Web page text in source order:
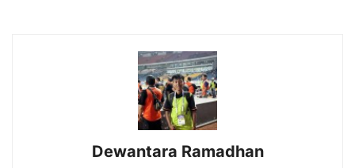
Dewantara Ramadhan